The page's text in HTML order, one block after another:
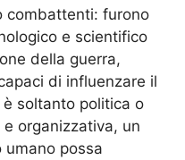
combattenti: furono
e scientifico
della guerra,
di influenzare il
soltanto politica o
organizzativa, un
umano possa